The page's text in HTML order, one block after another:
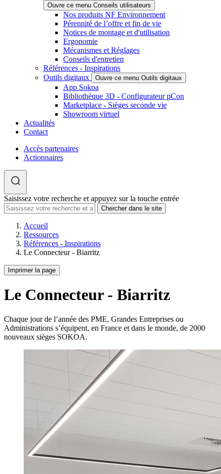
Ouvre ce menu Conseils utilisateurs
Nos produits NF Environnement
Pérennité de l’offre et fin de vie
Notices de montage et d'utilisation
Ergonomie
Mécanismes et Réglages
Conseils d'entretien
Références - Inspirations
Outils digitaux
Ouvre ce menu Outils digitaux
App Sokoa
Bibliothèque 3D - Configurateur pCon
Marketplace - Sièges seconde vie
Showroom virtuel
Actualités
Contact
Accès partenaires
Actionnaires
Saisissez votre recherche et appuyez sur la touche entrée
Accueil
Ressources
Références - Inspirations
Le Connecteur - Biarritz
Imprimer la page
Le Connecteur - Biarritz
Chaque jour de l’année des PME, Grandes Entreprises ou
Administrations s’équipent, en France et dans le monde, de 2000
nouveaux sièges SOKOA.